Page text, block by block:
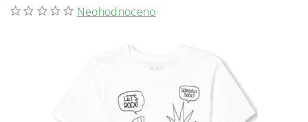
Neohodnoceno